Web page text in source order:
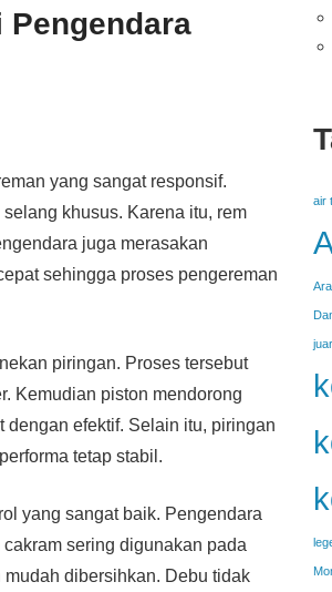
Pengendara
yang sangat responsif.
khusus. Karena itu, rem
juga merasakan
sehingga proses pengereman
piringan. Proses tersebut
Kemudian piston mendorong
dengan efektif. Selain itu, piringan
tetap stabil.
yang sangat baik. Pengendara
sering digunakan pada
dibersihkan. Debu tidak
air